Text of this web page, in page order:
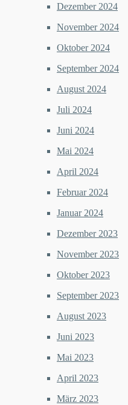
Dezember 2024
November 2024
Oktober 2024
September 2024
August 2024
Juli 2024
Juni 2024
Mai 2024
April 2024
Februar 2024
Januar 2024
Dezember 2023
November 2023
Oktober 2023
September 2023
August 2023
Juni 2023
Mai 2023
April 2023
März 2023